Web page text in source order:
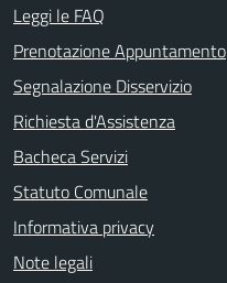
Leggi le FAQ
Prenotazione Appuntamento
Segnalazione Disservizio
Richiesta d'Assistenza
Bacheca Servizi
Statuto Comunale
Informativa privacy
Note legali